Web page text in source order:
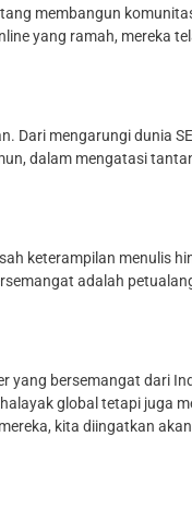
membangun
yang ramah, mereka
mengarungi dunia
dalam mengatasi
keterampilan menulis
adalah
yang bersemangat dari
global tetapi juga
kita diingatkan